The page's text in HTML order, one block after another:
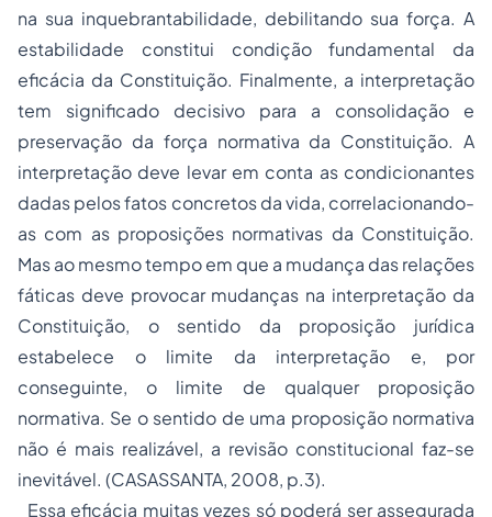
na sua inquebrantabilidade, debilitando sua força. A
estabilidade constitui condição fundamental da
eficácia da Constituição. Finalmente, a interpretação
tem significado decisivo para a consolidação e
preservação da força normativa da Constituição. A
interpretação deve levar em conta as condicionantes
dadas pelos fatos concretos da vida, correlacionando-
as com as proposições normativas da Constituição.
Mas ao mesmo tempo em que a mudança das relações
fáticas deve provocar mudanças na interpretação da
Constituição, o sentido da proposição jurídica
estabelece o limite da interpretação e, por
conseguinte, o limite de qualquer proposição
normativa. Se o sentido de uma proposição normativa
não é mais realizável, a revisão constitucional faz-se
inevitável. (CASASSANTA, 2008, p.3).
Essa eficácia muitas vezes só poderá ser assegurada